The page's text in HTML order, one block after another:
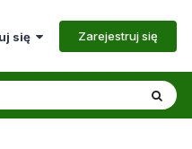
się Zarejestruj się